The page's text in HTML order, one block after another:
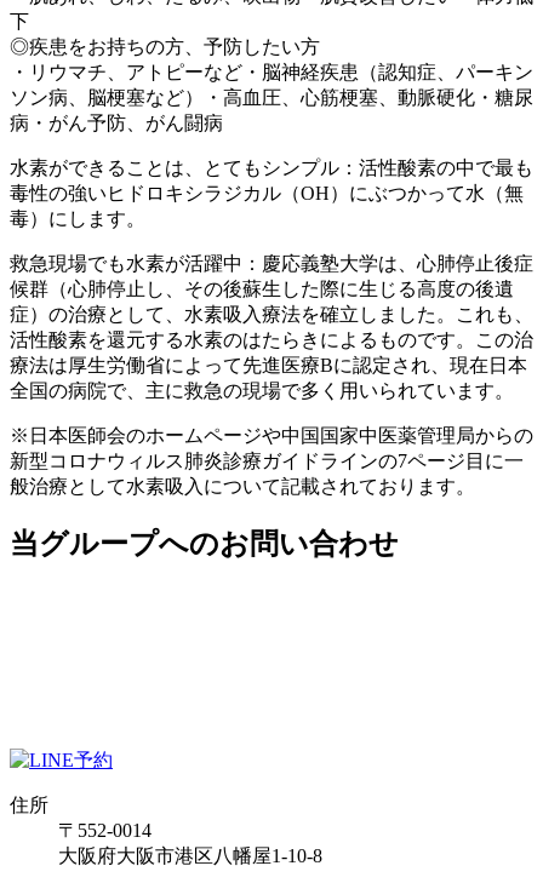
下
◎疾患をお持ちの方、予防したい方
・リウマチ、アトピーなど・脳神経疾患（認知症、パーキン
ソン病、脳梗塞など）・高血圧、心筋梗塞、動脈硬化・糖尿
病・がん予防、がん闘病
水素ができることは、とてもシンプル：活性酸素の中で最も
毒性の強いヒドロキシラジカル（OH）にぶつかって水（無
毒）にします。
救急現場でも水素が活躍中：慶応義塾大学は、心肺停止後症
候群（心肺停止し、その後蘇生した際に生じる高度の後遺
症）の治療として、水素吸入療法を確立しました。これも、
活性酸素を還元する水素のはたらきによるものです。この治
療法は厚生労働省によって先進医療Bに認定され、現在日本
全国の病院で、主に救急の現場で多く用いられています。
※日本医師会のホームページや中国国家中医薬管理局からの
新型コロナウィルス肺炎診療ガイドラインの7ページ目に一
般治療として水素吸入について記載されております。
当グループへのお問い合わせ
住所
〒552-0014
大阪府大阪市港区八幡屋1-10-8